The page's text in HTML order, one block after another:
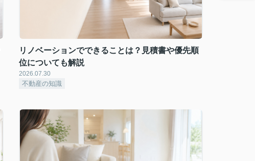
リノベーションでできることは？見積書や優先順
位についても解説
2026.07.30
不動産の知識